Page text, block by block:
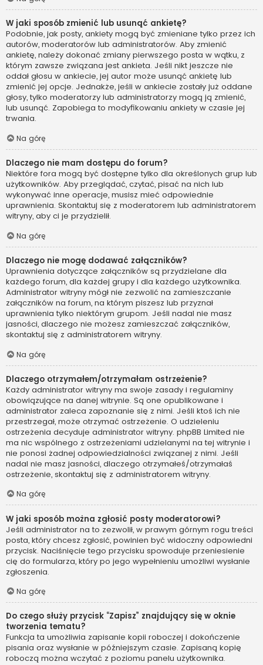
W jaki sposób zmienić lub usunąć ankietę?
Podobnie, jak posty, ankiety mogą być zmieniane tylko przez ich
autorów, moderatorów lub administratorów. Aby zmienić
ankietę, należy dokonać zmiany pierwszego posta w wątku, z
którym zawsze związana jest ankieta. Jeśli nikt jeszcze nie
oddał głosu w ankiecie, jej autor może usunąć ankietę lub
zmienić jej opcje. Jednakże, jeśli w ankiecie zostały już oddane
głosy, tylko moderatorzy lub administratorzy mogą ją zmienić,
lub usunąć. Zapobiega to modyfikowaniu ankiety w czasie jej
trwania.
Na górę
Dlaczego nie mam dostępu do forum?
Niektóre fora mogą być dostępne tylko dla określonych grup lub
użytkowników. Aby przeglądać, czytać, pisać na nich lub
wykonywać inne operacje, musisz mieć odpowiednie
uprawnienia. Skontaktuj się z moderatorem lub administratorem
witryny, aby ci je przydzielił.
Na górę
Dlaczego nie mogę dodawać załączników?
Uprawnienia dotyczące załączników są przydzielane dla
każdego forum, dla każdej grupy i dla każdego użytkownika.
Administrator witryny mógł nie zezwolić na zamieszczanie
załączników na forum, na którym piszesz lub przyznał
uprawnienia tylko niektórym grupom. Jeśli nadal nie masz
jasności, dlaczego nie możesz zamieszczać załączników,
skontaktuj się z administratorem witryny.
Na górę
Dlaczego otrzymałem/otrzymałam ostrzeżenie?
Każdy administrator witryny ma swoje zasady i regulaminy
obowiązujące na danej witrynie. Są one opublikowane i
administrator zaleca zapoznanie się z nimi. Jeśli ktoś ich nie
przestrzegał, może otrzymać ostrzeżenie. O udzieleniu
ostrzeżenia decyduje administrator witryny. phpBB Limited nie
ma nic wspólnego z ostrzeżeniami udzielanymi na tej witrynie i
nie ponosi żadnej odpowiedzialności związanej z nimi. Jeśli
nadal nie masz jasności, dlaczego otrzymałeś/otrzymałaś
ostrzeżenie, skontaktuj się z administratorem witryny.
Na górę
W jaki sposób można zgłosić posty moderatorowi?
Jeśli administrator na to zezwolił, w prawym górnym rogu treści
posta, który chcesz zgłosić, powinien być widoczny odpowiedni
przycisk. Naciśnięcie tego przycisku spowoduje przeniesienie
cię do formularza, który po jego wypełnieniu umożliwi wysłanie
zgłoszenia.
Na górę
Do czego służy przycisk “Zapisz” znajdujący się w oknie
tworzenia tematu?
Funkcja ta umożliwia zapisanie kopii roboczej i dokończenie
pisania oraz wysłanie w późniejszym czasie. Zapisaną kopię
roboczą można wczytać z poziomu panelu użytkownika.